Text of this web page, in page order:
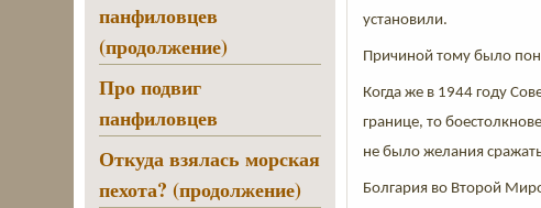
установили.
Причиной тому было
Когда же в 1944 году
границе, то
не было желания
Болгария во Второй
панфиловцев
(продолжение)
Про подвиг
панфиловцев
Откуда взялась морская
пехота? (продолжение)